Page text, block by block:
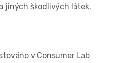
jiných škodlivých látek.
v Consumer Lab